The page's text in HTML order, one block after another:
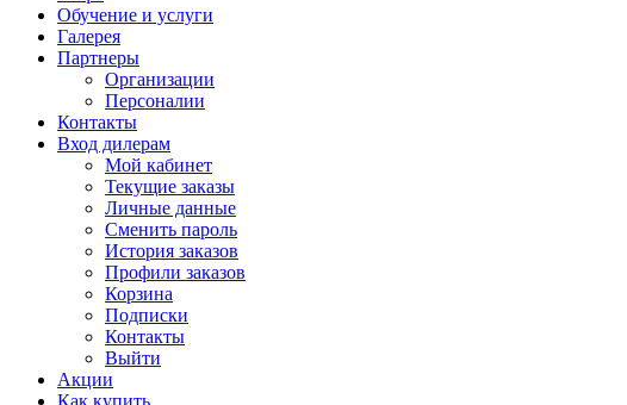
Обучение и услуги
Галерея
Партнеры
Организации
Персоналии
Контакты
Вход дилерам
Мой кабинет
Текущие заказы
Личные данные
Сменить пароль
История заказов
Профили заказов
Корзина
Подписки
Контакты
Выйти
Акции
Как купить